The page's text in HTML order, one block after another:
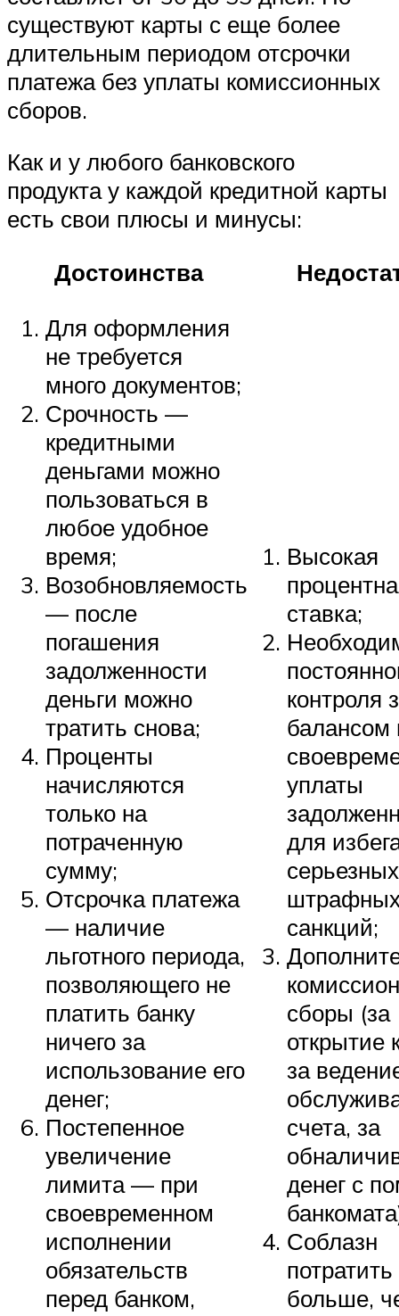
существуют карты с еще более
длительным периодом отсрочки
платежа без уплаты комиссионных
сборов.
Как и у любого банковского
продукта у каждой кредитной карты
есть свои плюсы и минусы:
Достоинства
Для оформления
не требуется
много документов;
Срочность —
кредитными
деньгами можно
пользоваться в
любое удобное
время;
Возобновляемость
— после
погашения
задолженности
деньги можно
тратить снова;
Проценты
начисляются
только на
потраченную
сумму;
Отсрочка платежа
— наличие
льготного периода,
позволяющего не
платить банку
ничего за
использование его
денег;
Постепенное
увеличение
лимита — при
своевременном
исполнении
обязательств
перед банком,
Высокая
ставка;
контроля
балансом
уплаты
для
серьезных
санкций;
сборы (за
открытие
за
счета, за
денег с
Соблазн
потратить
больше,